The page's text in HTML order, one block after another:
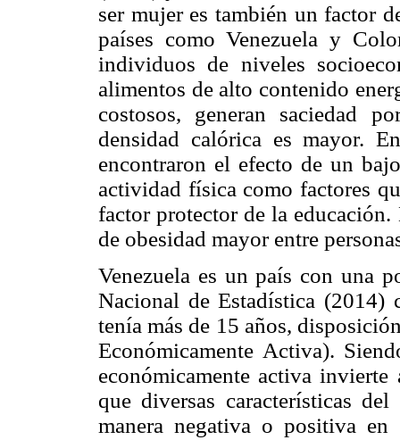
ser mujer es también un factor
países como Venezuela y
individuos de niveles
alimentos de alto contenido
costosos, generan saciedad
densidad calórica es mayor.
encontraron el efecto de un
actividad física como factores
factor protector de la
de obesidad mayor entre
Venezuela es un país con una
Nacional de Estadística (2014)
tenía más de 15 años,
Económicamente Activa).
económicamente activa
que diversas características
manera negativa o positiva en